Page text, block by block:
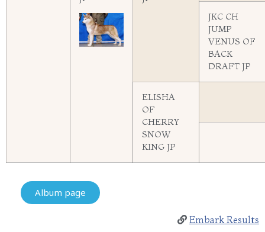
JKC CH
JUMP
VENUS OF
BACK
DRAFT JP
ELISHA
OF
CHERRY
SNOW
KING JP
Album page
Embark Results